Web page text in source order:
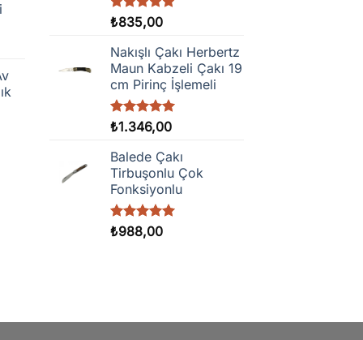
5 üzerinden
oy
aldı
₺835,00
Nakışlı Çakı Herbertz
Maun Kabzeli Çakı 19
cm Pirinç İşlemeli
5 üzerinden
aldı
₺1.346,00
Balede Çakı
Tirbuşonlu Çok
Fonksiyonlu
5 üzerinden
oy
₺988,00